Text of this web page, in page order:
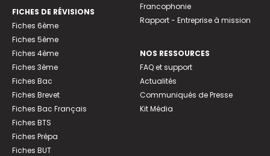
FICHES DE RÉVISIONS
Fiches 6ème
Fiches 5ème
Fiches 4ème
Fiches 3ème
Fiches Bac
Fiches Brevet
Fiches Bac Français
Fiches BTS
Fiches Prépa
Fiches BUT
Francophonie
Rapport - Entreprise à mission
NOS RESSOURCES
FAQ et support
Actualités
Communiqués de Presse
Kit Média